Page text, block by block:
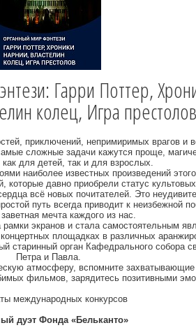
Гарри Поттер,
колец, Игра престолов
приключений, непримиримых врагов и
сложные задачи кажутся проще,
как для детей, так и для взрослых.
наиболее известных произведений
которые давно приобрели статус культовых
всё новых почитателей. Это
путь всегда приводит к неизбежной
мечта каждого из нас.
экранов и стала самостоятельным
площадках в различных
старинный орган Кафедрального собора
Петра и Павла.
атмосферу, вспомните захватывающие
фильмов, зарядитесь позитивными
международных конкурсов
дуэт Фонда «Бельканто»